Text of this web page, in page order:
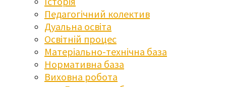
Педагогічний колектив
Дуальна освіта
Освітній процес
Матеріально-технічна база
Нормативна база
Виховна робота